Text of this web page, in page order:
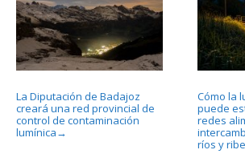
La Diputación de Badajoz
creará una red provincial de
control de contaminación
lumínica →
Cómo la
puede
redes
ríos y